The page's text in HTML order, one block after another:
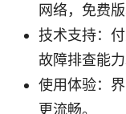
网络，免费
技术支持：
故障排查能力
使用体验：
更流畅。